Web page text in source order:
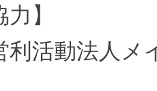
力】
利活動法人メ